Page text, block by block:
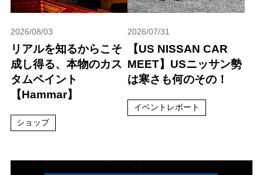
2026/08/03
リアルを知るからこそ
成し得る、本物のカス
タムペイント
【Hammar】
ショップ
2026/07/31
【US NISSAN CAR
MEET】USニッサン勢
は寒さも何のその！
イベントレポート